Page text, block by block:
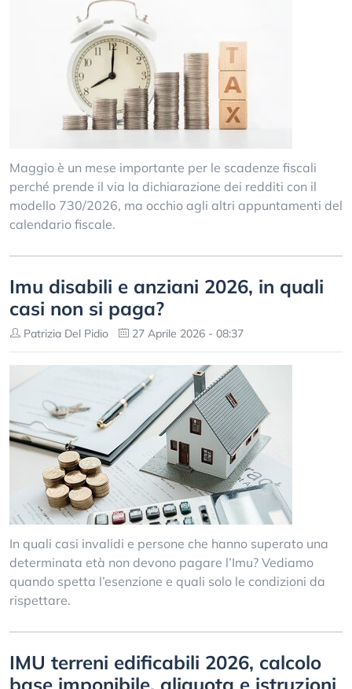
Maggio è un mese importante per le scadenze fiscali
perché prende il via la dichiarazione dei redditi con il
modello 730/2026, ma occhio agli altri appuntamenti del
calendario fiscale.
Imu disabili e anziani 2026, in quali
casi non si paga?
Patrizia Del Pidio 27 Aprile 2026 - 08:37
In quali casi invalidi e persone che hanno superato una
determinata età non devono pagare l’Imu? Vediamo
quando spetta l’esenzione e quali solo le condizioni da
rispettare.
IMU terreni edificabili 2026, calcolo
base imponibile, aliquota e istruzioni